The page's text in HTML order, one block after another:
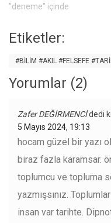
"deneme" içinde
Etiketler:
#BILIM #AKIL #FELSEFE
Yorumlar (2)
Zafer DEĞİRMENCİdedi
5 Mayıs 2024, 19:13
hocam güzel bir yazı
biraz fazla karamsar.
toplumcu ve topluma
yazmışsınız.
insan var tarihte.